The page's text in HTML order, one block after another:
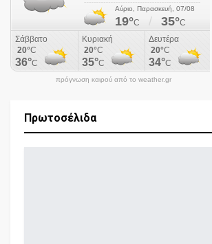
πρόγνωση καιρού από το weather.gr
Πρωτοσέλιδα